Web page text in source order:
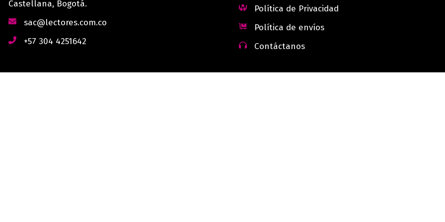
Castellana, Bogotá.
sac@lectores.com.co
+57 304 4251642
Política de Privacidad
Política de envíos
Contáctanos